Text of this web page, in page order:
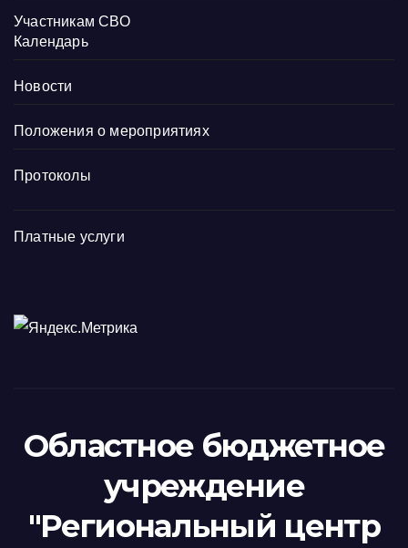
Участникам СВО
Календарь
Новости
Положения о мероприятиях
Протоколы
Платные услуги
Областное бюджетное
учреждение
"Региональный центр